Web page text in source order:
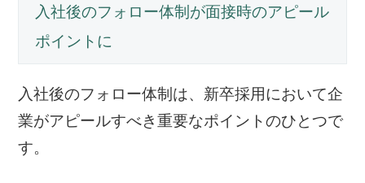
入社後のフォロー体制が面接時のアピール
ポイントに
入社後のフォロー体制は、新卒採用において企
業がアピールすべき重要なポイントのひとつで
す。